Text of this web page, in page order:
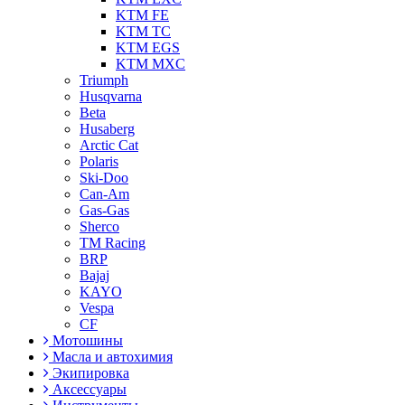
KTM FE
KTM TC
KTM EGS
KTM MXC
Triumph
Husqvarna
Beta
Husaberg
Arctic Cat
Polaris
Ski-Doo
Can-Am
Gas-Gas
Sherco
TM Racing
BRP
Bajaj
KAYO
Vespa
CF
Мотошины
Масла и автохимия
Экипировка
Аксессуары